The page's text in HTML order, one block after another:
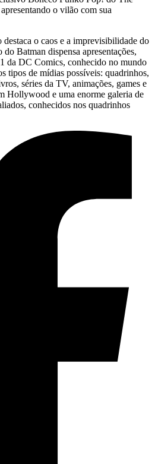
o vilão com sua
o caos e a imprevisibilidade do
Batman dispensa apresentações,
da DC Comics, conhecido no mundo
tipos de mídias possíveis: quadrinhos,
séries da TV, animações, games e
Hollywood e uma enorme galeria de
conhecidos nos quadrinhos